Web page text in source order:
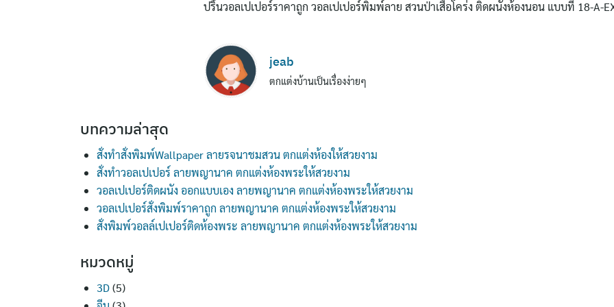
ปริ้นวอลเปเปอร์ราคาถูก วอลเปเปอร์พิมพ์ลาย สวนป่าเสือโคร่ง ติดผนังห้องนอน แบบที่ 18-A-
jeab
ตกแต่งบ้านเป็นเรื่องง่ายๆ
บทความล่าสุด
สั่งทำสั่งพิมพ์Wallpaper ลายรจนาชมสวน ตกแต่งห้องให้สวยงาม
สั่งทำวอลเปเปอร์ ลายพญานาค ตกแต่งห้องพระให้สวยงาม
วอลเปเปอร์ติดผนัง ออกแบบเอง ลายพญานาค ตกแต่งห้องพระให้สวยงาม
วอลเปเปอร์สั่งพิมพ์ราคาถูก ลายพญานาค ตกแต่งห้องพระให้สวยงาม
สั่งพิมพ์วอลล์เปเปอร์ติดห้องพระ ลายพญานาค ตกแต่งห้องพระให้สวยงาม
หมวดหมู่
3D(5)